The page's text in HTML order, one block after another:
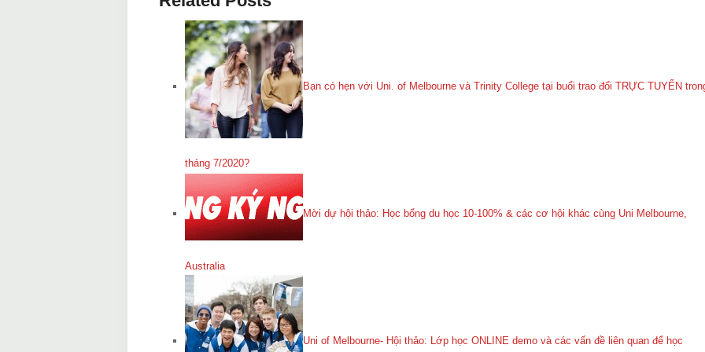
Bạn có hẹn với Uni. of Melbourne và Trinity College tại buổi trao đổi TRỰC TUYẾN
tháng 7/2020?
Mời dự hội thảo: Học bổng du học 10-100% & các cơ hội khác cùng Uni Melbourne,
Australia
Uni of Melbourne- Hội thảo: Lớp học ONLINE demo và các vấn đề liên quan để học